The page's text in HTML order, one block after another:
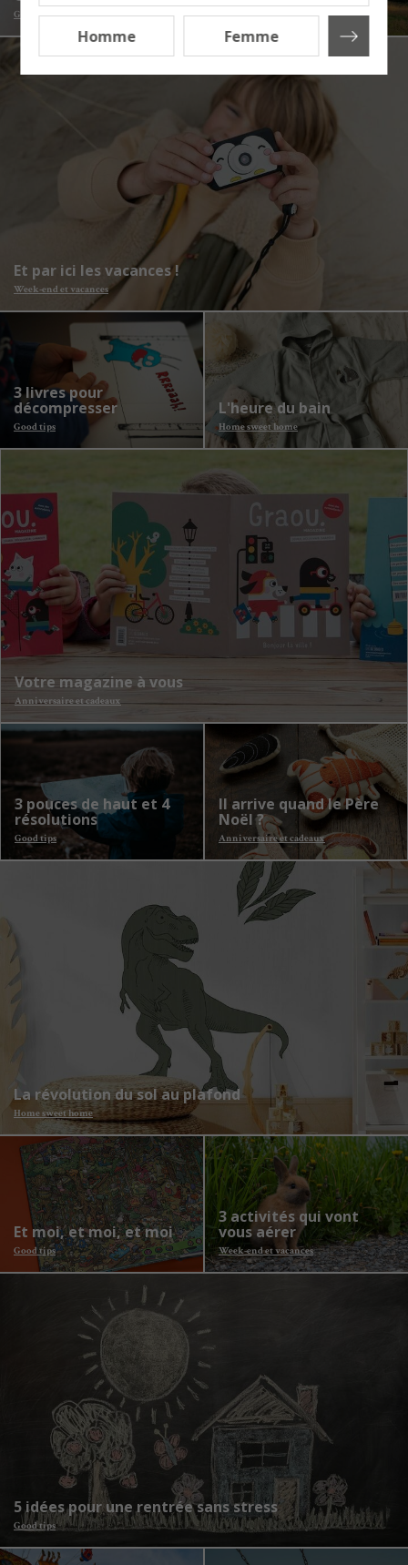
Good tips Week-end et vacances
Et par ici les vacances !
Week-end et vacances
3 livres pour
décompresser
Good tips
L'heure du bain
Home sweet home
Votre magazine à vous
Anniversaire et cadeaux
3 pouces de haut et 4
résolutions
Good tips
Il arrive quand le Père
Noël ?
Anniversaire et cadeaux
La révolution du sol au plafond
Home sweet home
Et moi, et moi, et moi
Good tips
3 activités qui vont
vous aérer
Week-end et vacances
5 idées pour une rentrée sans stress
Good tips
Homme Femme